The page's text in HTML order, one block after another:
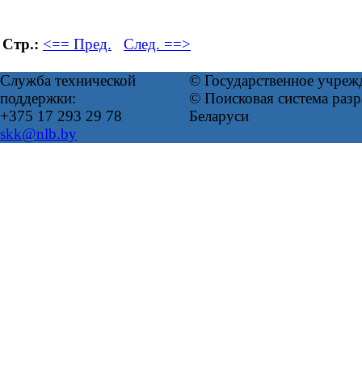
Стр.: <== Пред. След. ==>
Служба технической
поддержки:
+375 17 293 29 78
skk@nlb.by
© Государственное
© Поисковая система
Беларуси